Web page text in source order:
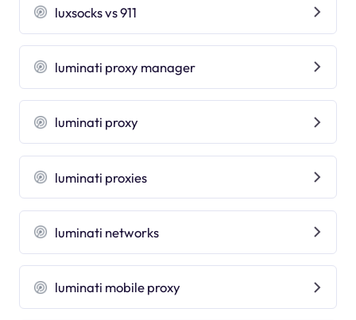
luxsocks vs 911
luminati proxy manager
luminati proxy
luminati proxies
luminati networks
luminati mobile proxy